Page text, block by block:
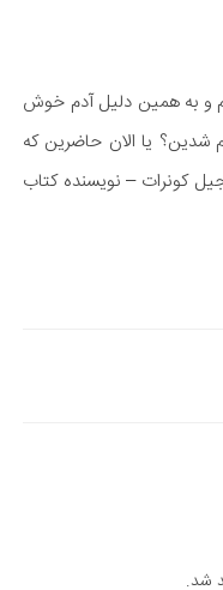
به همین دلیل آدم خوش
شدین؟ یا الان حاضرین که
کونرات – نویسنده کتاب
شد.